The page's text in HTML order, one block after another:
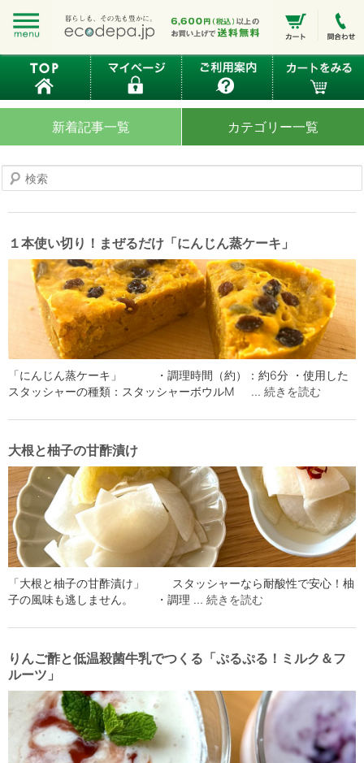
新着記事一覧 カテゴリー一覧
検
索
１本使い切り！まぜるだけ「にんじん蒸ケーキ」
「にんじん蒸ケーキ」 ・調理時間（約）：約6分 ・使用した
スタッシャーの種類：スタッシャーボウルМ … 続きを読む
大根と柚子の甘酢漬け
「大根と柚子の甘酢漬け」 スタッシャーなら耐酸性で安心！柚
子の風味も逃しません。 ・調理 … 続きを読む
りんご酢と低温殺菌牛乳でつくる「ぷるぷる！ミルク＆フ
ルーツ」